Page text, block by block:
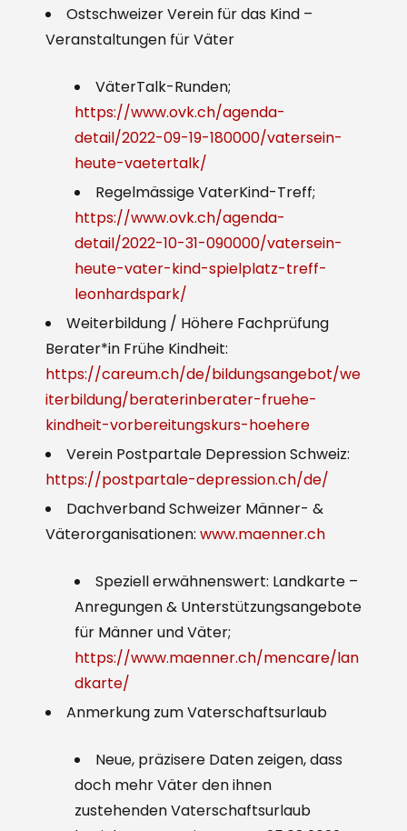
Ostschweizer Verein für das Kind –
Veranstaltungen für Väter
VäterTalk-Runden;
https://www.ovk.ch/agenda-
detail/2022-09-19-180000/vatersein-
heute-vaetertalk/
Regelmässige VaterKind-Treff;
https://www.ovk.ch/agenda-
detail/2022-10-31-090000/vatersein-
heute-vater-kind-spielplatz-treff-
leonhardspark/
Weiterbildung / Höhere Fachprüfung
Berater*in Frühe Kindheit:
https://careum.ch/de/bildungsangebot/we
iterbildung/beraterinberater-fruehe-
kindheit-vorbereitungskurs-hoehere
Verein Postpartale Depression Schweiz:
https://postpartale-depression.ch/de/
Dachverband Schweizer Männer- &
Väterorganisationen: www.maenner.ch
Speziell erwähnenswert: Landkarte –
Anregungen & Unterstützungsangebote
für Männer und Väter;
https://www.maenner.ch/mencare/lan
dkarte/
Anmerkung zum Vaterschaftsurlaub
Neue, präzisere Daten zeigen, dass
doch mehr Väter den ihnen
zustehenden Vaterschaftsurlaub